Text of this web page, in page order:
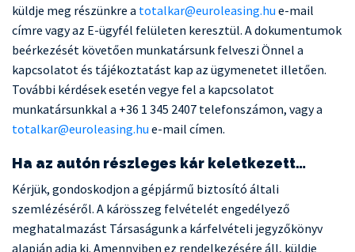
küldje meg részünkre a totalkar@euroleasing.hu e-mail
címre vagy az E-ügyfél felületen keresztül. A dokumentumok
beérkezését követően munkatársunk felveszi Önnel a
kapcsolatot és tájékoztatást kap az ügymenetet illetően.
További kérdések esetén vegye fel a kapcsolatot
munkatársunkkal a +36 1 345 2407 telefonszámon, vagy a
totalkar@euroleasing.hu e-mail címen.
Ha az autón részleges kár keletkezett…
Kérjük, gondoskodjon a gépjármű biztosító általi
szemlézéséről. A kárösszeg felvételét engedélyező
meghatalmazást Társaságunk a kárfelvételi jegyzőkönyv
alapján adja ki. Amennyiben ez rendelkezésére áll, küldje